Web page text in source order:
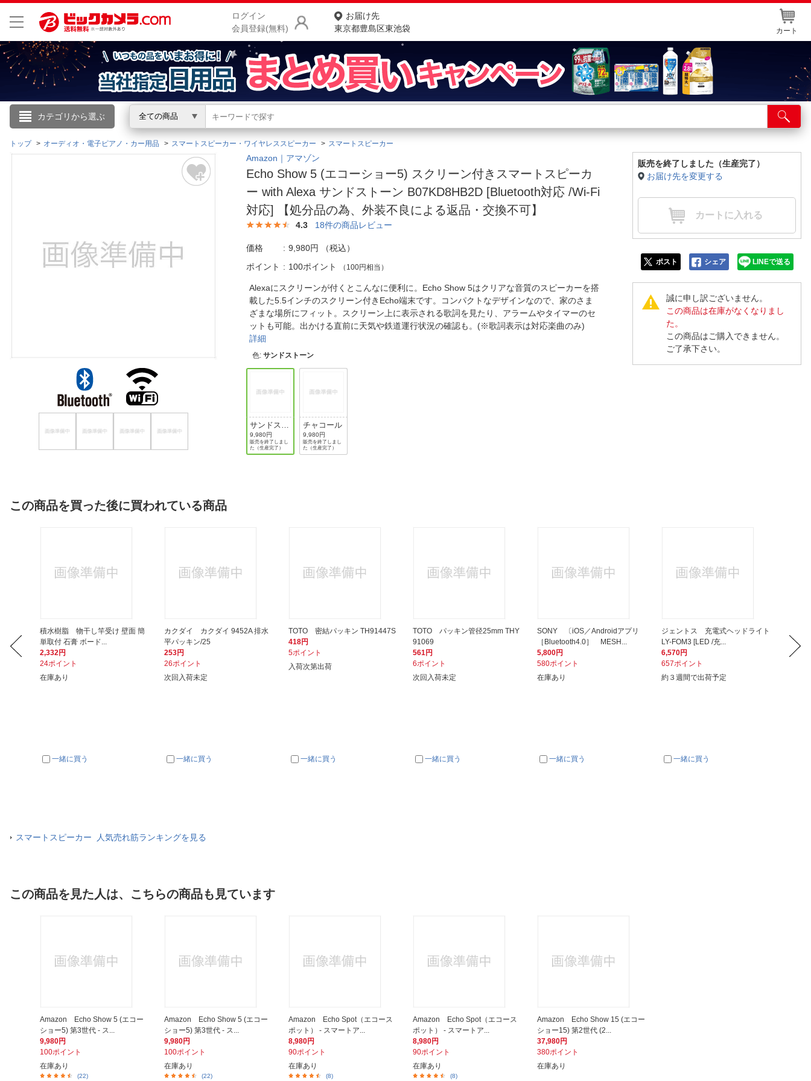
ログイン
会員登録(無料)
お届け先
東京都豊島区東池袋
カート
カテゴリから選ぶ 全ての商品
こんにちは
ログイン
閲覧履歴
商品をさがす
ランキングからさがす
カテゴリ一覧からさがす
お客様サポート
ご利用ガイド
ご利用規約
店舗サービス
ネット取り置き
店舗情報・店舗一覧
お取り寄せ品入荷状況照会
IR情報
トップ オーディオ・電子ピアノ・カー用品 スマートスピーカー・ワイヤレススピーカー スマートスピーカー
Amazon｜アマゾン
Echo Show 5 (エコーショー5) スクリーン付きスマートスピーカ
ー with Alexa サンドストーン B07KD8HB2D [Bluetooth対応 /Wi-Fi
対応] 【処分品の為、外装不良による返品・交換不可】
4.3 18件の商品レビュー
価格 9,980円
（税込）
ポイント
100ポイント （100円相当）
Alexaにスクリーンが付くとこんなに便利に。Echo Show 5はクリアな音質のスピーカーを搭
載した5.5インチのスクリーン付きEcho端末です。コンパクトなデザインなので、家のさま
ざまな場所にフィット。スクリーン上に表示される歌詞を見たり、アラームやタイマーのセ
ットも可能。出かける直前に天気や鉄道運行状況の確認も。(※歌詞表示は対応楽曲のみ)
詳細
色:サンドストーン
サンドスト
ーン
9,980円
販売を終了しまし
た（生産完了）
チャコール
9,980円
販売を終了しまし
た（生産完了）
販売を終了しました（生産完了）
お届け先を変更する
カートに入れる
ポスト シェア LINEで送る
誠に申し訳ございません。
この商品は在庫がなくなりまし
た。
この商品はご購入できません。
ご了承下さい。
この商品を買った後に買われている商品
積水樹脂 物干し竿受け 壁面 簡
単取付 石膏 ボード...
2,332円
24ポイント
在庫あり
一緒に買う
カクダイ カクダイ 9452A 排水
平パッキン/25
253円
26ポイント
次回入荷未定
一緒に買う
TOTO 密結パッキン TH91447S
418円
5ポイント
入荷次第出荷
一緒に買う
TOTO パッキン管径25mm THY
91069
561円
6ポイント
次回入荷未定
一緒に買う
SONY 〔iOS／Androidアプリ
［Bluetooth4.0］ MESH...
5,800円
580ポイント
在庫あり
一緒に買う
ジェントス 充電式ヘッドライト
LY-FOM3 [LED /充...
6,570円
657ポイント
約３週間で出荷予定
一緒に買う
用
6,260円
スマートスピーカー 人気売れ筋ランキングを見る
この商品を見た人は、こちらの商品も見ています
Amazon Echo Show 5 (エコー
ショー5) 第3世代 - ス...
9,980円
100ポイント
在庫あり
(22)
Amazon Echo Show 5 (エコー
ショー5) 第3世代 - ス...
9,980円
100ポイント
在庫あり
(22)
Amazon Echo Spot（エコース
ポット） - スマートア...
8,980円
90ポイント
在庫あり
(8)
Amazon Echo Spot（エコース
ポット） - スマートア...
8,980円
90ポイント
在庫あり
(8)
Amazon Echo Show 15 (エコー
ショー15) 第2世代 (2...
37,980円
380ポイント
在庫あり